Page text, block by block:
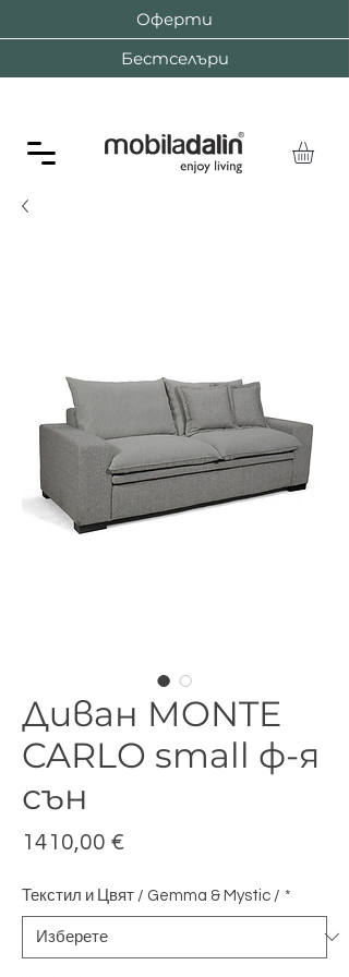
Оферти
Бестселъри
Диван MONTE
CARLO small ф-я
сън
1410,00 €
Текстил и Цвят / Gemma & Mystic / *